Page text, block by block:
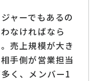
ャーでもあるの
なければなら
売上規模が大き
手側が営業担当
く、メンバー1